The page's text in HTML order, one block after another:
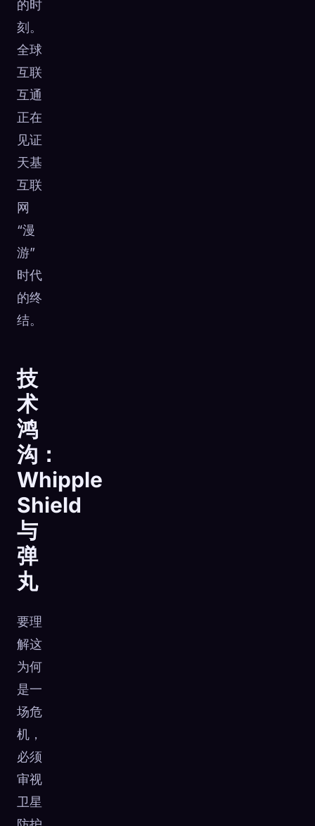
的时
刻。
全球
互联
互通
正在
见证
天基
互联
网
“漫
游”
时代
的终
结。
技
术
鸿
沟：
Whipple
Shield
与
弹
丸
要理
解这
为何
是一
场危
机，
必须
审视
卫星